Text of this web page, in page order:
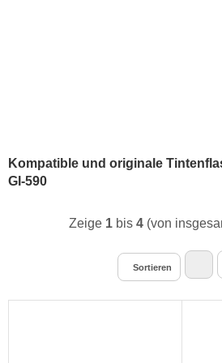
Kompatible und originale
GI-590
Sortieren
Zeige 1bis 4(von